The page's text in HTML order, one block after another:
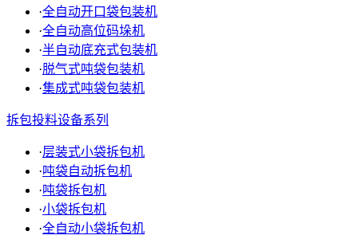
·全自动开口袋包装机
·全自动高位码垛机
·半自动底充式包装机
·脱气式吨袋包装机
·集成式吨袋包装机
拆包投料设备系列
·层装式小袋拆包机
·吨袋自动拆包机
·吨袋拆包机
·小袋拆包机
·全自动小袋拆包机